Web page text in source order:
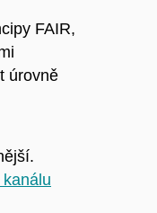
FAIR,
úrovně
kanálu